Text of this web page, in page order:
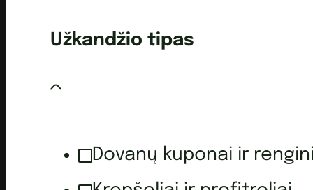
Užkandžio tipas
Dovanų kuponai ir